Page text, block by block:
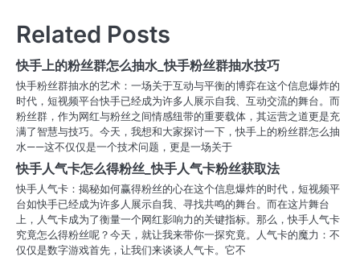
导
航
Related Posts
快手上的粉丝群怎么抽水_快手粉丝群抽水技巧
快手粉丝群抽水的艺术：一场关于互动与平衡的博弈在这个信息爆炸的
时代，短视频平台快手已经成为许多人展示自我、互动交流的舞台。而
粉丝群，作为网红与粉丝之间情感纽带的重要载体，其运营之道更是充
满了智慧与技巧。今天，我想和大家探讨一下，快手上的粉丝群怎么抽
水——这不仅仅是一个技术问题，更是一场关于
快手人气卡怎么得粉丝_快手人气卡粉丝获取法
快手人气卡：揭秘如何赢得粉丝的心在这个信息爆炸的时代，短视频平
台如快手已经成为许多人展示自我、寻找共鸣的舞台。而在这片舞台
上，人气卡成为了衡量一个网红影响力的关键指标。那么，快手人气卡
究竟怎么得粉丝呢？今天，就让我来带你一探究竟。人气卡的魔力：不
仅仅是数字游戏首先，让我们来谈谈人气卡。它不